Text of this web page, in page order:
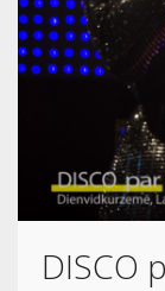
DISCO